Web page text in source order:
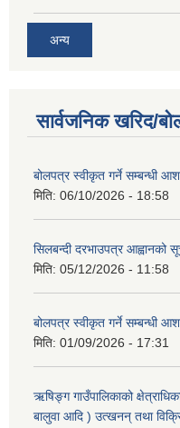
अन्य
सार्वजनिक खरिद/
बोलपत्र स्वीकृत गर्ने सम्बन्धी
मिति: 06/10/2026 - 18:58
सिलबन्दी दरभाउपत्र आह्वानको
मिति: 05/12/2026 - 11:58
बोलपत्र स्वीकृत गर्ने सम्बन्धी
मिति: 01/09/2026 - 17:31
ऋषिङ्ग गाउँपालिकाको
बालुवा आदि ) उत्खनन् तथा